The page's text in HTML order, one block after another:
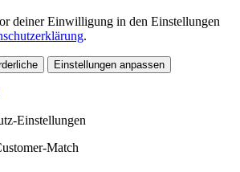
deiner Einwilligung in den Einstellungen
.
Einstellungen anpassen
Einstellungen
Match